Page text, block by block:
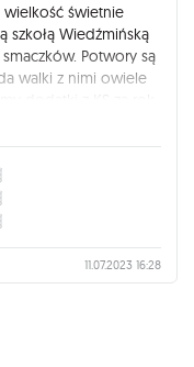
świetnie
szkołą Wiedźmińską
Potwory są
walki z nimi owiele
po rozegraniu kilku
Łowy) to już bez nich
polecam a w razie
Jeśli uważacie
dodatek
11.07.2023 16:28